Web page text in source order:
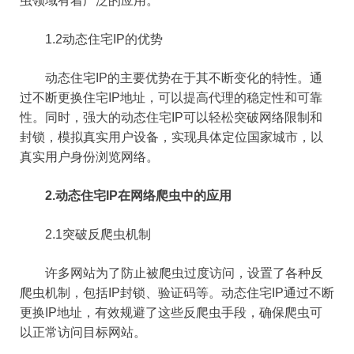
1.2动态住宅IP的优势
动态住宅IP的主要优势在于其不断变化的特性。通
过不断更换住宅IP地址，可以提高代理的稳定性和可靠
性。同时，强大的动态住宅IP可以轻松突破网络限制和
封锁，模拟真实用户设备，实现具体定位国家城市，以
真实用户身份浏览网络。
2.动态住宅IP在网络爬虫中的应用
2.1突破反爬虫机制
许多网站为了防止被爬虫过度访问，设置了各种反
爬虫机制，包括IP封锁、验证码等。动态住宅IP通过不断
更换IP地址，有效规避了这些反爬虫手段，确保爬虫可
以正常访问目标网站。